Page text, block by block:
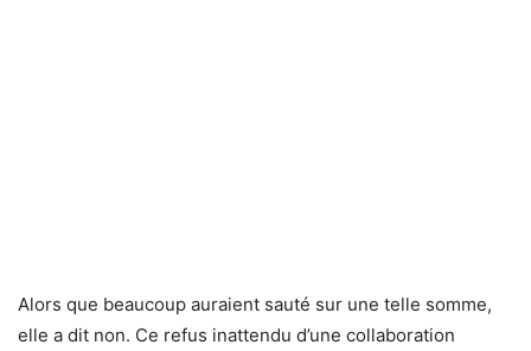
Alors que beaucoup auraient sauté sur une telle somme,
elle a dit non. Ce refus inattendu d’une collaboration